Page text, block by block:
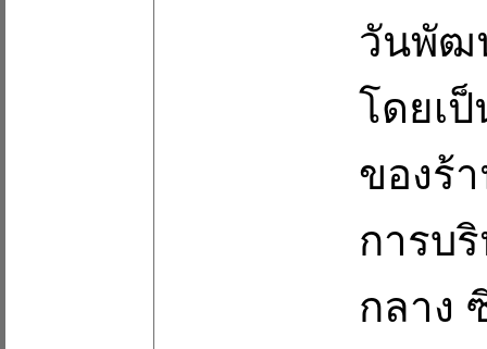
วันพัฒ
โดยเ
ของร้
การบ
กลาง